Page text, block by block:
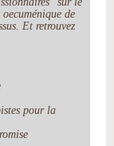
de
Et retrouvez
pour la